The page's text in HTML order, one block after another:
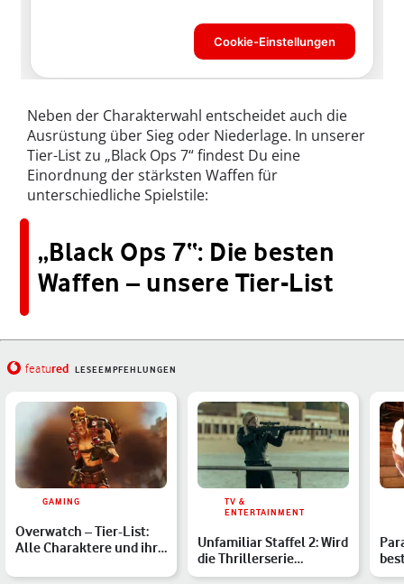
Neben der Charakterwahl entscheidet auch die
Ausrüstung über Sieg oder Niederlage. In unserer
Tier-List zu „Black Ops 7“ findest Du eine
Einordnung der stärksten Waffen für
unterschiedliche Spielstile:
„Black Ops 7“: Die besten
Waffen – unsere Tier-List
featured LESEEMPFEHLUNGEN
GAMING
Overwatch – Tier-List:
Alle Charaktere und ihre
TV &
ENTERTAINMENT
Unfamiliar Staffel 2: Wird
die Thrillerserie
fortgesetzt?